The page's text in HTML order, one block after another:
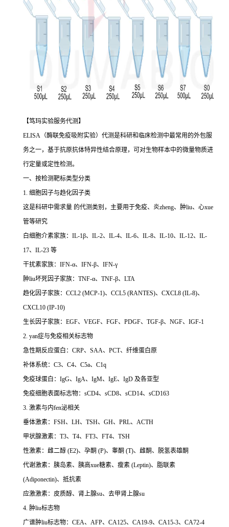
【笃玛实验服务代测】
ELISA（酶联免疫吸附实验）代测是科研和临床检测中最常用的外包服
务之一，基于抗原抗体特异性结合原理，可对生物样本中的微量物质进
行定量或定性检测。
一、按检测靶标类型分类
1. 细胞因子与趋化因子类
这是科研中需求量 的代测类别，主要用于免疫、炎zheng、肿liu、心xue
管等研究
白细胞介素家族：IL-1β、IL-2、IL-4、IL-6、IL-8、IL-10、IL-12、IL-
17、IL-23 等
干扰素家族：IFN-α、IFN-β、IFN-γ
肿liu坏死因子家族：TNF-α、TNF-β、LTA
趋化因子家族：CCL2 (MCP-1)、CCL5 (RANTES)、CXCL8 (IL-8)、
CXCL10 (IP-10)
生长因子家族：EGF、VEGF、FGF、PDGF、TGF-β、NGF、IGF-1
2. yan症与免疫相关标志物
急性期反应蛋白：CRP、SAA、PCT、纤维蛋白原
补体系统：C3、C4、C5a、C1q
免疫球蛋白：IgG、IgA、IgM、IgE、IgD 及各亚型
免疫细胞表面标志物：sCD4、sCD8、sCD14、sCD163
3. 激素与内fen泌相关
垂体激素：FSH、LH、TSH、GH、PRL、ACTH
甲状腺激素：T3、T4、FT3、FT4、TSH
性激素：雌二醇 (E2)、孕酮 (P)、睾酮 (T)、雌酮、脱氢表雄酮
代谢激素：胰岛素、胰高xue糖素、瘦素 (Leptin)、脂联素
(Adiponectin)、抵抗素
应激激素：皮质醇、肾上腺su、去甲肾上腺su
4. 肿liu标志物
广谱肿liu标志物：CEA、AFP、CA125、CA19-9、CA15-3、CA72-4